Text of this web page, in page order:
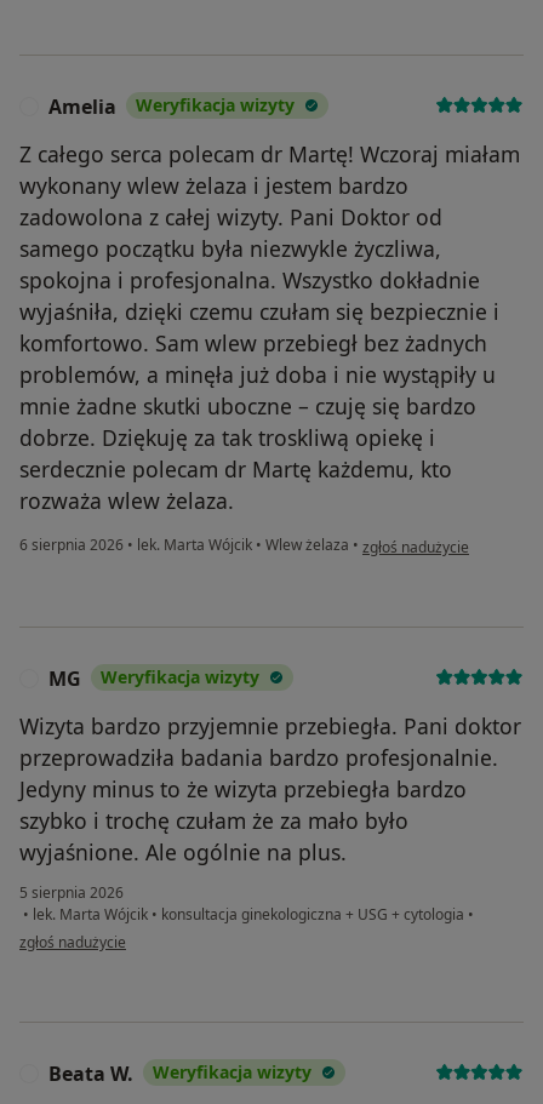
Amelia Weryfikacja wizyty
Z całego serca polecam dr Martę! Wczoraj miałam
wykonany wlew żelaza i jestem bardzo
zadowolona z całej wizyty. Pani Doktor od
samego początku była niezwykle życzliwa,
spokojna i profesjonalna. Wszystko dokładnie
wyjaśniła, dzięki czemu czułam się bezpiecznie i
komfortowo. Sam wlew przebiegł bez żadnych
problemów, a minęła już doba i nie wystąpiły u
mnie żadne skutki uboczne – czuję się bardzo
dobrze. Dziękuję za tak troskliwą opiekę i
serdecznie polecam dr Martę każdemu, kto
rozważa wlew żelaza.
6 sierpnia 2026 • lek. Marta Wójcik • Wlew żelaza • w opinii użytkownika
zgłoś nadużycie
MG Weryfikacja wizyty
Wizyta bardzo przyjemnie przebiegła. Pani doktor
przeprowadziła badania bardzo profesjonalnie.
Jedyny minus to że wizyta przebiegła bardzo
szybko i trochę czułam że za mało było
wyjaśnione. Ale ogólnie na plus.
5 sierpnia 2026
• lek. Marta Wójcik • konsultacja ginekologiczna + USG + cytologia •
w opinii użytkownika MG
zgłoś nadużycie
Beata W. Weryfikacja wizyty